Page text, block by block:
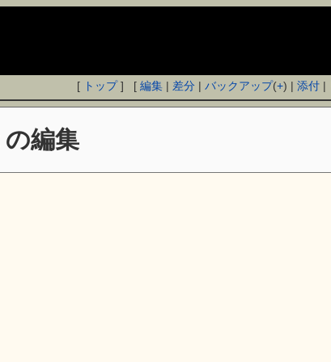
[ トップ] [編集 | 差分 |バックアップ(+) |添付 |
の編集